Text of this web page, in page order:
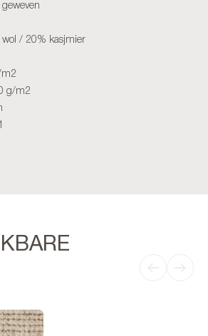
wol / 20% kasjmier
m2
g/m2